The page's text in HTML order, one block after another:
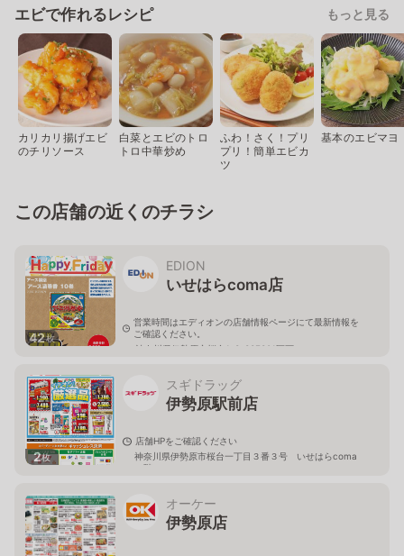
エビで作れるレシピ もっと見る
カリカリ揚げエビ
のチリソース
白菜とエビのトロ
トロ中華炒め
ふわ！さく！プリ
プリ！簡単エビカ
ツ
基本のエビマヨ
この店舗の近くのチラシ
42枚
EDION
いせはらcoma店
営業時間はエディオンの店舗情報ページにて最新情報を
ご確認ください。
神奈川県伊勢原市桜台1-3-33F301区画
2枚
スギドラッグ
伊勢原駅前店
店舗HPをご確認ください
神奈川県伊勢原市桜台一丁目３番３号 いせはらcoma
２階
オーケー
伊勢原店